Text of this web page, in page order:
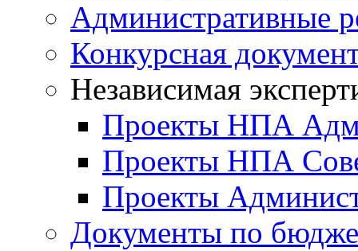
Административные
Конкурсная
Независимая
Проекты НПА
Проекты НПА
Проекты
Документы по